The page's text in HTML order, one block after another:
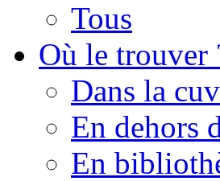
Tous
Où le trouver
Dans la
En dehors
En